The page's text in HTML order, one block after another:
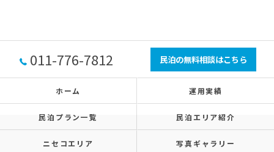
011-776-7812 民泊の無料相談はこちら
ホーム 運用実績
民泊プラン一覧 民泊エリア紹介
ニセコエリア 写真ギャラリー